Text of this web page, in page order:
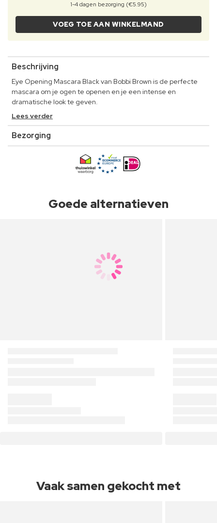
1-4 dagen bezorging (€5.95)
VOEG TOE AAN WINKELMAND
Beschrijving
Eye Opening Mascara Black van Bobbi Brown is de perfecte
mascara om je ogen te openen en je een intense en
dramatische look te geven.
Lees verder
Bezorging
Goede alternatieven
Vaak samen gekocht met